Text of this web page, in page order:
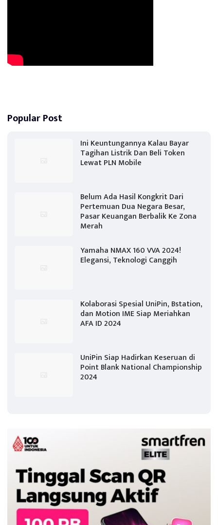
Popular Post
Ini Keuntungannya Kalau Bayar
Tagihan Listrik Dan Beli Token
Lewat PLN Mobile
Belum Ada Hasil Kongkrit Dari
Pertemuan Dua Negara Besar,
Pasar Keuangan Berbalik Ke Zona
Merah
Yamaha NMAX 160 VVA 2024!
Elegansi, Teknologi Canggih
Kolaborasi Spesial UniPin, Bstation,
dan Motion IME Siap Meriahkan
AFA ID 2024
UniPin Siap Hadirkan Keseruan di
Point Blank National Championship
2024